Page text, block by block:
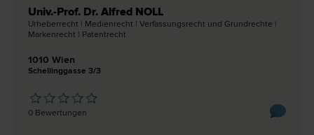
Univ.-Prof. Dr. Alfred NOLL
Urheber­recht | Medien­recht | Verfassungs­recht und Grund­rechte |
Marken­recht | Patent­recht
1010 Wien
Schellinggasse 3/3
0 Bewertungen